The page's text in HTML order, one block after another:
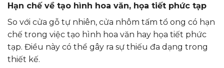
Hạn chế về tạo hình hoa văn, họa tiết phức tạp
So với cửa gỗ tự nhiên, cửa nhôm tấm tổ ong có hạn
chế trong việc tạo hình hoa văn hay họa tiết phức
tạp. Điều này có thể gây ra sự thiếu đa dạng trong
thiết kế.